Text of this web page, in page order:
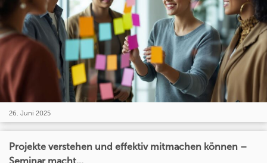
26. Juni 2025
Projekte verstehen und effektiv mitmachen können –